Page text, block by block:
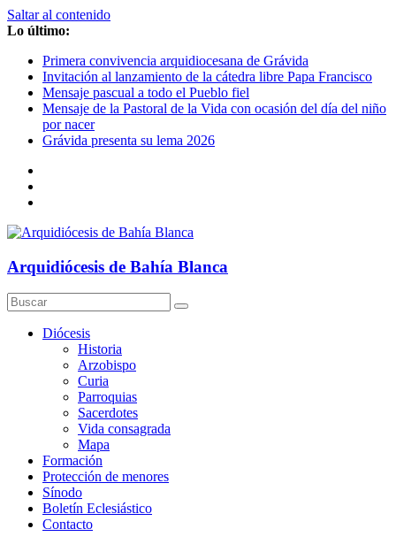
Saltar al contenido
Lo último:
Primera convivencia arquidiocesana de Grávida
Invitación al lanzamiento de la cátedra libre Papa Francisco
Mensaje pascual a todo el Pueblo fiel
Mensaje de la Pastoral de la Vida con ocasión del día del niño
por nacer
Grávida presenta su lema 2026
Arquidiócesis de Bahía Blanca
Diócesis
Historia
Arzobispo
Curia
Parroquias
Sacerdotes
Vida consagrada
Mapa
Formación
Protección de menores
Sínodo
Boletín Eclesiástico
Contacto